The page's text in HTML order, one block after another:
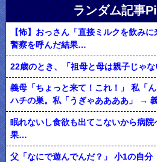
ランダム記事
【怖】おっさん「直接ミルクを飲み
警察を呼んだ結果…
22歳のとき、「祖母と母は親子じゃな
義母「ちょっと来て！これ！」 私「
ハチの巣。私「うぎゃああああ」 →
眠れないし食欲も出てこないから病
果…
父「なにで遊んでんだ？」 小1の自分